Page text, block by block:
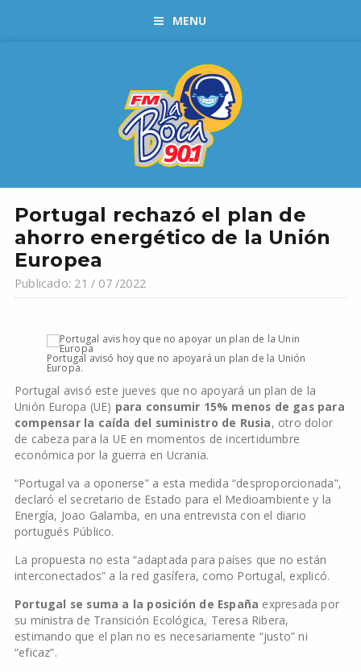
MENU
Portugal rechazó el plan de
ahorro energético de la Unión
Europea
Publicado: 21 / 07 /2022
Portugal avisó hoy que no apoyará un plan de la Unión
Europa.
Portugal avisó este jueves que no apoyará un plan de la
Unión Europa (UE) para consumir 15% menos de gas para
compensar la caída del suministro de Rusia, otro dolor
de cabeza para la UE en momentos de incertidumbre
económica por la guerra en Ucrania.
“Portugal va a oponerse” a esta medida “desproporcionada”,
declaró el secretario de Estado para el Medioambiente y la
Energía, Joao Galamba, en una entrevista con el diario
portugués Público.
La propuesta no esta “adaptada para países que no están
interconectados” a la red gasífera, como Portugal, explicó.
Portugal se suma a la posición de España expresada por
su ministra de Transición Ecológica, Teresa Ribera,
estimando que el plan no es necesariamente “justo” ni
“eficaz”.